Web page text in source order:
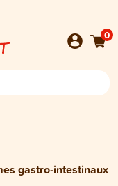
0
gastro-intestinaux